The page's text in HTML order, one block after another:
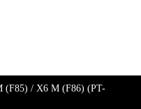
/ X6 M (F86) (PT-